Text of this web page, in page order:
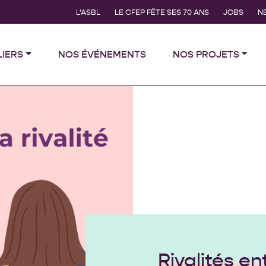
L’ASBL LE CFEP FÊTE SES 70 ANS JOBS
NOS ÉVÉNEMENTS NOS PROJETS
Rivalités